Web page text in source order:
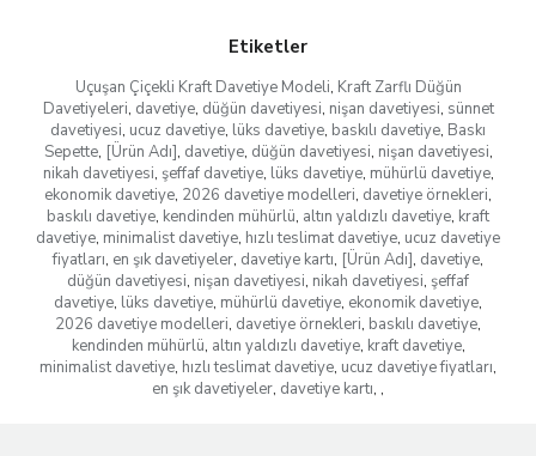
Etiketler
Uçuşan Çiçekli Kraft Davetiye Modeli, Kraft Zarflı Düğün
Davetiyeleri, davetiye, düğün davetiyesi, nişan davetiyesi, sünnet
davetiyesi, ucuz davetiye, lüks davetiye, baskılı davetiye, Baskı
Sepette, [Ürün Adı], davetiye, düğün davetiyesi, nişan davetiyesi,
nikah davetiyesi, şeffaf davetiye, lüks davetiye, mühürlü davetiye,
ekonomik davetiye, 2026 davetiye modelleri, davetiye örnekleri,
baskılı davetiye, kendinden mühürlü, altın yaldızlı davetiye, kraft
davetiye, minimalist davetiye, hızlı teslimat davetiye, ucuz davetiye
fiyatları, en şık davetiyeler, davetiye kartı, [Ürün Adı], davetiye,
düğün davetiyesi, nişan davetiyesi, nikah davetiyesi, şeffaf
davetiye, lüks davetiye, mühürlü davetiye, ekonomik davetiye,
2026 davetiye modelleri, davetiye örnekleri, baskılı davetiye,
kendinden mühürlü, altın yaldızlı davetiye, kraft davetiye,
minimalist davetiye, hızlı teslimat davetiye, ucuz davetiye fiyatları,
en şık davetiyeler, davetiye kartı, ,